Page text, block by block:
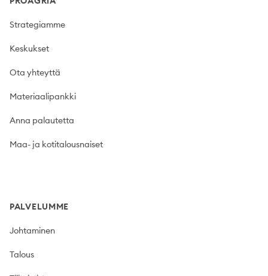
Strategiamme
Keskukset
Ota yhteyttä
Materiaalipankki
Anna palautetta
Maa- ja kotitalousnaiset
PALVELUMME
Johtaminen
Talous